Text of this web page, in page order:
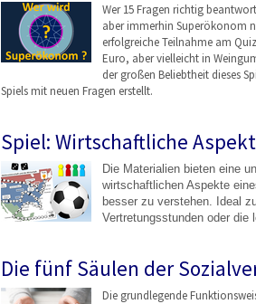
Wer 15 Fragen richtig
aber immerhin Superökonom
erfolgreiche Teilnahme am
Euro, aber vielleicht in
der großen Beliebtheit dieses
Spiels mit neuen Fragen erstellt.
Spiel: Wirtschaftliche
Die Materialien bieten eine
wirtschaftlichen Aspekte
besser zu verstehen. Ideal
Vertretungsstunden oder die
Die fünf Säulen der
Die grundlegende